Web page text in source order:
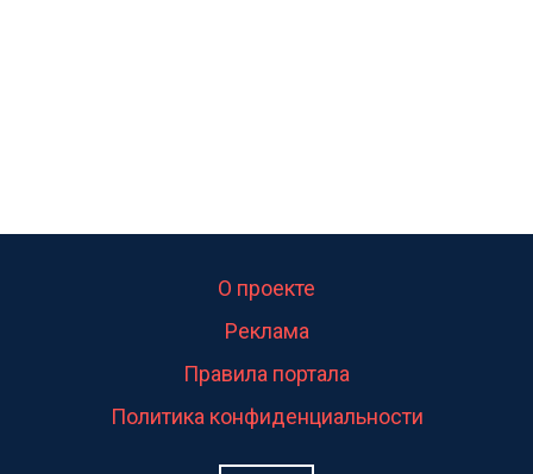
О проекте
Реклама
Правила портала
Политика конфиденциальности